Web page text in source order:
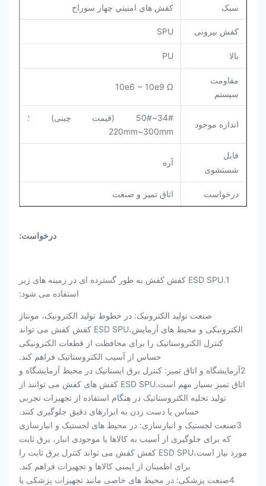
سبک کفش هاي امنيتي چهار سوراخ
کفش بیرونی SPU
بالا PU
مقاومت
سیستم
10e6 ~ 10e9 Ω
اندازه موجود
34#~50# (قیمت چینی) ؛
220mm~300mm
قابل
شستشوی
آره
درخواست اتاق تمیز و صنعت
درخواست:
1.ESD SPU کفش کفش به طور گسترده ای در زمینه های زیر
استفاده می شود:
صنعت تولید الکترونیک: در خطوط تولید الکترونیک، مونتاژ
الکترونیکی و محیط های آزمایش،ESD SPU کفش کفش می تواند
کنترل الکتروستاتیک را برای محافظت از قطعات الکترونیکی
حساس از آسیب الکتروستاتیک فراهم کند.
2آزمایشگاه و اتاق تمیز: کنترل برق ایستاتیک در محیط آزمایشگاه و
اتاق تمیز بسیار مهم است.ESD SPU کفش های کفش می توانند از
تولید تخلیه الکتروستاتیک در هنگام استفاده از تجهیزات تجربی
حساس یا دست زدن به ابزارهای دقیق جلوگیری کنند.
3صنعت لجستیک و انبارسازی: در محیط های لجستیک و انبارسازی
که برای جلوگیری از آسیب به کالاها یا موجودی انبار، برق ثابت
مورد نیاز است،ESD SPU کفش کفش می تواند کنترل برق ثابت را
برای اطمینان از ایمنی کالاها و تجهیزات فراهم کند.
4صنعت پزشکی: در محیط های خاصی مانند تجهیزات پزشکی یا